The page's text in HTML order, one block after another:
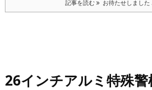
記事を読む お待たせしました
26インチアルミ特殊警